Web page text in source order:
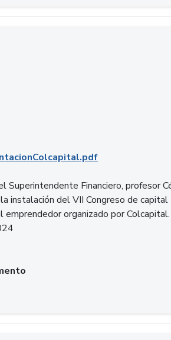
Superintendente Financiero, profesor
instalación del VII Congreso de capital
emprendedor organizado por